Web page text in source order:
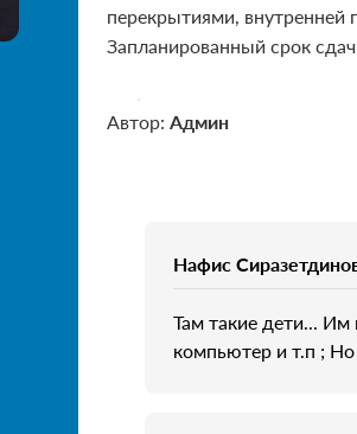
перекрытиями, внутренней
Запланированный срок
Автор: Админ
Нафис
Там такие дети...
компьютер и т.п ;